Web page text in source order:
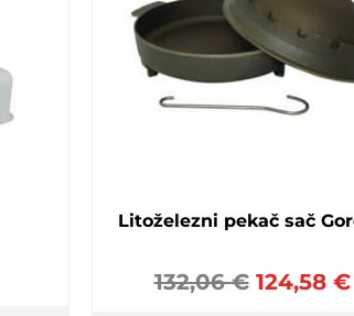
Litoželezni pekač sač
132,06€ 124,58€